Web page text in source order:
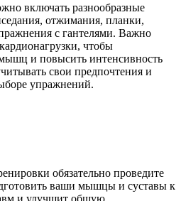
включать разнообразные
отжимания, планки,
с гантелями. Важно
чтобы
и повысить интенсивность
свои предпочтения и
упражнений.
обязательно проведите
ваши мышцы и суставы к